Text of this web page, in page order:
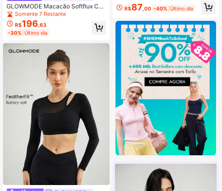
GLOWMODE Macacão Softflux Co
m Zipper De Meio Zíper E Bainha Di
vidida
Somente 7 Restante
R$196 ,63
-30% Último dia
porte Leve Em Costela Macia Com
Nó Pankou Chegando No Ano Novo
R$87 ,00 -40% Último dia